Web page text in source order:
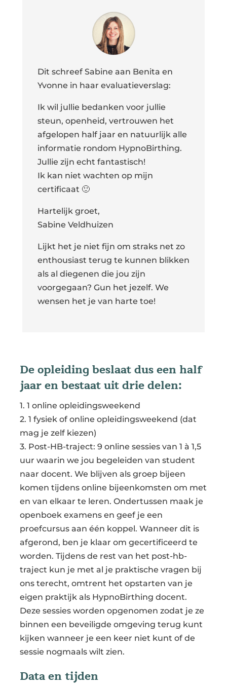
Dit schreef Sabine aan Benita en
Yvonne in haar evaluatieverslag:
Ik wil jullie bedanken voor jullie
steun, openheid, vertrouwen het
afgelopen half jaar en natuurlijk alle
informatie rondom HypnoBirthing.
Jullie zijn echt fantastisch!
Ik kan niet wachten op mijn
certificaat 🙂
Hartelijk groet,
Sabine Veldhuizen
Lijkt het je niet fijn om straks net zo
enthousiast terug te kunnen blikken
als al diegenen die jou zijn
voorgegaan? Gun het jezelf. We
wensen het je van harte toe!
De opleiding beslaat dus een half
jaar en bestaat uit drie delen:
1. 1 online opleidingsweekend
2. 1 fysiek of online opleidingsweekend (dat
mag je zelf kiezen)
3. Post-HB-traject: 9 online sessies van 1 à 1,5
uur waarin we jou begeleiden van student
naar docent. We blijven als groep bijeen
komen tijdens online bijeenkomsten om met
en van elkaar te leren. Ondertussen maak je
openboek examens en geef je een
proefcursus aan één koppel. Wanneer dit is
afgerond, ben je klaar om gecertificeerd te
worden. Tijdens de rest van het post-hb-
traject kun je met al je praktische vragen bij
ons terecht, omtrent het opstarten van je
eigen praktijk als HypnoBirthing docent.
Deze sessies worden opgenomen zodat je ze
binnen een beveiligde omgeving terug kunt
kijken wanneer je een keer niet kunt of de
sessie nogmaals wilt zien.
Data en tijden